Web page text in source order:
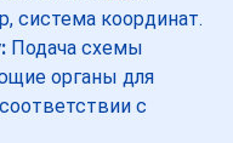
система координат.
Подача схемы
органы для
с